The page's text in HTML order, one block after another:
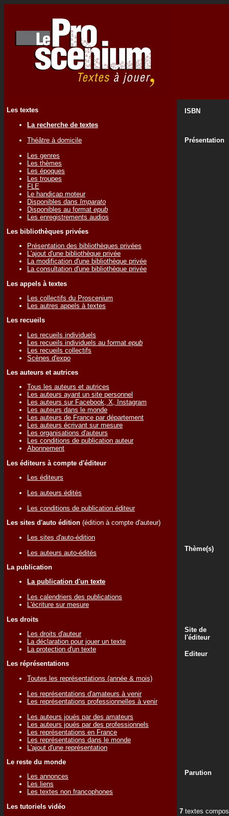
Les textes
La recherche de textes
Théâtre à domicile
Les genres
Les thèmes
Les époques
Les troupes
FLE
Le handicap moteur
Disponibles dans Imparato
Disponibles au format epub
Les enregistrements audios
Les bibliothèques privées
Présentation des bibliothèques privées
L'ajout d'une bibliothèque privée
La modification d'une bibliothèque privée
La consultation d'une bibliothèque privée
Les appels à textes
Les collectifs du Proscenium
Les autres appels à textes
Les recueils
Les recueils individuels
Les recueils individuels au format epub
Les recueils collectifs
Scènes d'expo
Les auteurs et autrices
Tous les auteurs et autrices
Les auteurs ayant un site personnel
Les auteurs sur Facebook, X, Instagram
Les auteurs dans le monde
Les auteurs de France par département
Les auteurs écrivant sur mesure
Les organisations d'auteurs
Les conditions de publication auteur
Abonnement
Les éditeurs à compte d'éditeur
Les éditeurs
Les auteurs édités
Les conditions de publication éditeur
Les sites d'auto édition (édition à compte d'auteur)
Les sites d'auto-édition
Les auteurs auto-édités
La publication
La publication d'un texte
Les calendriers des publications
L'écriture sur mesure
Les droits
Les droits d'auteur
La déclaration pour jouer un texte
La protection d'un texte
Les réprésentations
Toutes les représentations (année & mois)
Les représentations d'amateurs à venir
Les représentations professionnelles à venir
Les auteurs joués par des amateurs
Les auteurs joués par des professionnels
Les représentations en France
Les représentations dans le monde
L'ajout d'une représentation
Le reste du monde
Les annonces
Les liens
Les textes non francophones
Les tutoriels vidéo
ISBN
Présentation
Thème(s)
Site de
l'éditeur
Editeur
Parution
7 textes